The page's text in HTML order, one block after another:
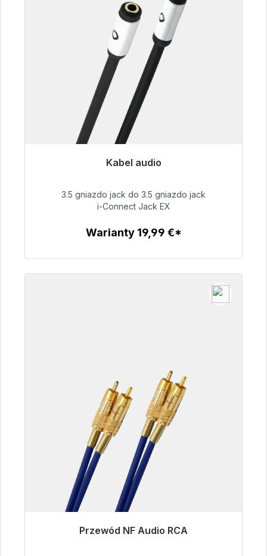
Kabel audio
Gotowy do natychmiastowej wysyłki, czas
51,99 €
3.5 gniazdo jack do 3.5 gniazdo jack
i-Connect Jack EX
Warianty 19,99 €*
Przewód NF Audio RCA
Gotowy do natychmiastowej wysyłki, czas